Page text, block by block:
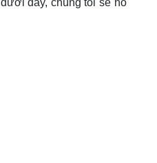
đây, chúng tôi sẽ hỗ